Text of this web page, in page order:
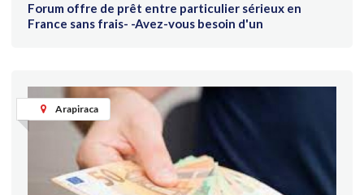
Forum offre de prêt entre particulier sérieux en
France sans frais- -Avez-vous besoin d'un
Arapiraca